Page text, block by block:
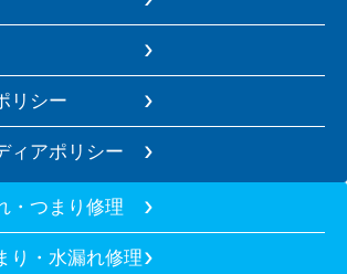
リシー
ィアポリシー
・つまり修理
り・水漏れ修理